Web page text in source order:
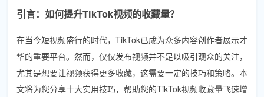
引言：如何提升TikTok视频的收藏量？
在当今短视频盛行的时代，TikTok已成为众多内容创作者展示才
华的重要平台。然而，仅仅发布视频并不足以吸引观众的关注，
尤其是想要让视频获得更多收藏，这需要一定的技巧和策略。本
文将为您分享十大实用技巧，帮助您的TikTok视频收藏量飞速增